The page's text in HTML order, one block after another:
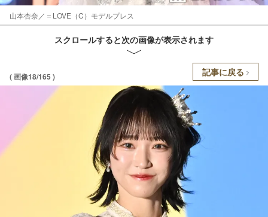
山本杏奈／＝LOVE（C）モデルプレス
スクロールすると次の画像が表示されます
( 画像18/165 ) 記事に戻る